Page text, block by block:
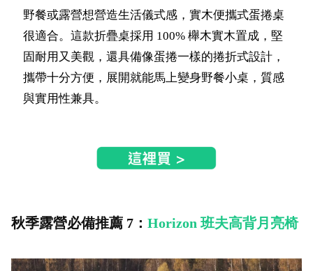
野餐或露營想營造生活儀式感，實木便攜式蛋捲桌
很適合。這款折疊桌採用 100% 櫸木實木置成，堅
固耐用又美觀，還具備像蛋捲一樣的捲折式設計，
攜帶十分方便，展開就能馬上變身野餐小桌，質感
與實用性兼具。
秋季露營必備推薦 7： Horizon 班夫高背月亮椅